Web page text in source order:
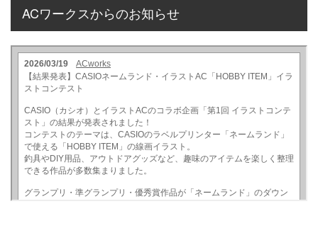
ACワークスからのお知らせ